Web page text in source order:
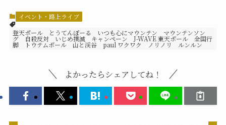
イベント・路上ライブ
登天ポール とうてんぽーる いつも心にマウンテン マウンテンソン
グ 自殺反対 いじめ撲滅 キャンペーン J-WAVE 東天ポール 全国行
脚 トウテムポール 山と渓谷 paul ワクワク ノリノリ ルンルン
よかったらシェアしてね！